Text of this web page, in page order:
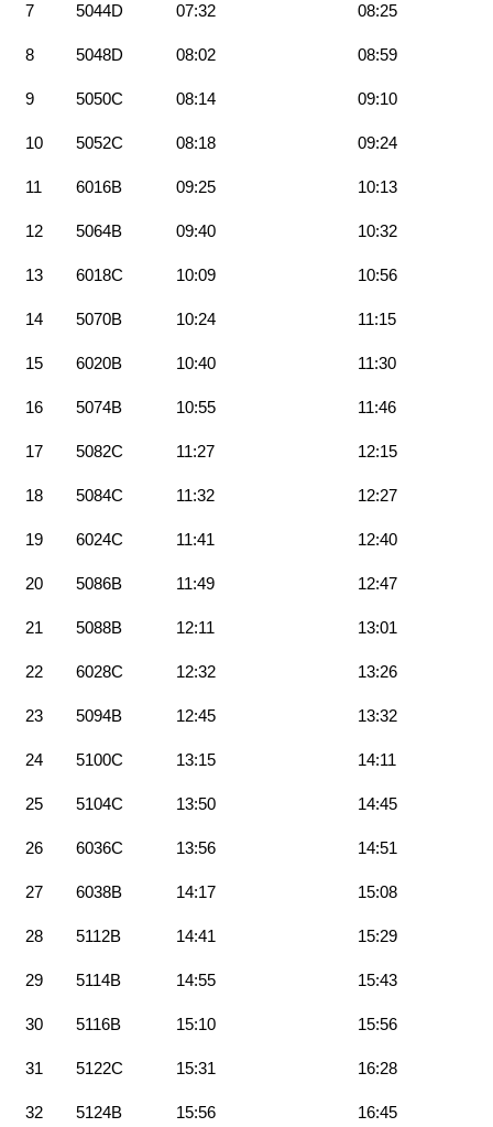
7 5044D 07:32 08:25
8 5048D 08:02 08:59
9 5050C 08:14 09:10
10 5052C 08:18 09:24
11 6016B 09:25 10:13
12 5064B 09:40 10:32
13 6018C 10:09 10:56
14 5070B 10:24 11:15
15 6020B 10:40 11:30
16 5074B 10:55 11:46
17 5082C 11:27 12:15
18 5084C 11:32 12:27
19 6024C 11:41 12:40
20 5086B 11:49 12:47
21 5088B 12:11 13:01
22 6028C 12:32 13:26
23 5094B 12:45 13:32
24 5100C 13:15 14:11
25 5104C 13:50 14:45
26 6036C 13:56 14:51
27 6038B 14:17 15:08
28 5112B 14:41 15:29
29 5114B 14:55 15:43
30 5116B 15:10 15:56
31 5122C 15:31 16:28
32 5124B 15:56 16:45